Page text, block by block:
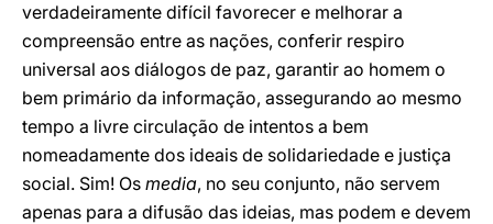
verdadeiramente difícil favorecer e melhorar a
compreensão entre as nações, conferir respiro
universal aos diálogos de paz, garantir ao homem o
bem primário da informação, assegurando ao mesmo
tempo a livre circulação de intentos a bem
nomeadamente dos ideais de solidariedade e justiça
social. Sim! Os media, no seu conjunto, não servem
apenas para a difusão das ideias, mas podem e devem